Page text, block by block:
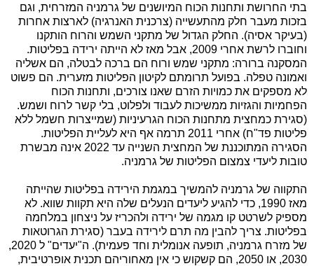
בתי החרושת ותחנות הכוח המיושנים של גרמניה המזרחית, וגם
בזכות מעבר חלק מהתעשייה (צרכנית האנרגיה) לארצות אחרות
(בעיקר אסיה). החלק הגדול של מתקני השמש והרוח הותקנו
וחוברו לרשת אחרי 2009, אבל מאז לא הייתה ירידה בפליטות.
המסקנה ברורה: מתקני שמש ורוח הם ברכה לבטלה, הם אשליה
ואמונה טפלה. בפועל תרומתם לקיטון הפליטות מזערית. הם פשוט
לא מספקים את כמויות הזרם שאנו צורכים, ותחנות הכוח
הפחמיות והגזיות ממשיכות לעבוד ולפלוט, בלי קשר לרוח ושמש.
(סגירת כמחצית מתחנות הכוח הגרעיניות (שמייצרות חשמל ללא
פליטות פד"ח) אחרי 2011 תרמה אף היא לעליית הפליטות.
הסגירה המתוכננת של המחצית השנייה עד 2022 אינה מבשרת
טובות ליעדי צמצום הפליטות של גרמניה.
התקווה של גרמניה להמשיך במגמת הירידה בפליטות שהייתה
מאז 1990, כדי להגיע ליעדים הנעלים שלה היא תקוות שווא. לא
מספיק לשרטט קו מגמה של ירידה ולהכריז על ניצחון במלחמה
בפליטות. צריך להבין מה תרם לירידה בעבר (סגירת הגרוטאות
של מזרח גרמניה, תופעה אנומלית וחד פעמית). ה"יעדים" ל 2020,
2030, או 2050, הם קשקוש כי אין מאחוריהם תכנית אופרטיבית,